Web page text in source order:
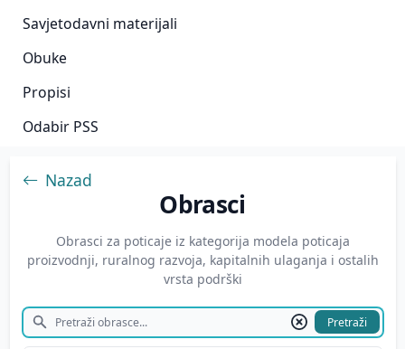
Savjetodavni materijali
Obuke
Propisi
Odabir PSS
Nazad
Obrasci
Obrasci za poticaje iz kategorija modela poticaja
proizvodnji, ruralnog razvoja, kapitalnih ulaganja i ostalih
vrsta podrški
Pretraži